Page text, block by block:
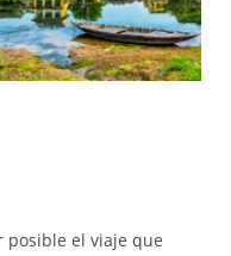
posible el viaje que